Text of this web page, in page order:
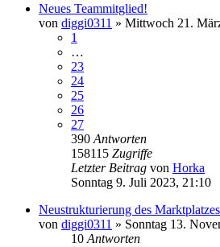
Neues Teammitglied!
von diggi0311 » Mittwoch 21.
1
…
23
24
25
26
27
390 Antworten
158115 Zugriffe
Letzter Beitrag von Horka
Sonntag 9. Juli 2023, 21:10
Neustrukturierung des Marktplatzes
von diggi0311 » Sonntag 13.
10 Antworten